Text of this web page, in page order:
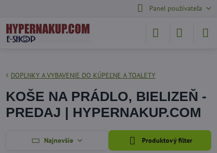
Panel používateľa
DOPLNKY A VYBAVENIE DO KÚPEĽNE A TOALETY
KOŠE NA PRÁDLO, BIELIZEŇ -
PREDAJ | HYPERNAKUP.COM
Najnovšie Produktový filter